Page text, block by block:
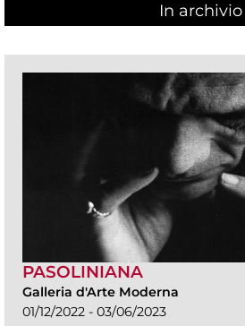
In archivio
PASOLINIANA
Galleria d'Arte Moderna
01/12/2022 - 03/06/2023